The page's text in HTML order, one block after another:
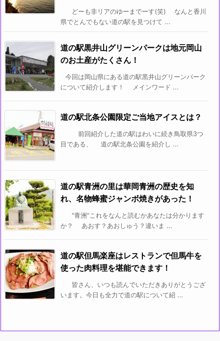
どーも非リアのゆーまでーす(笑) なんと香川
県でとんでもない道の駅を見つけて ...
道の駅黒井山グリーンパークは地元岡山
のお土産がたくさん！
今回は岡山県にある道の駅黒井山グリーンパーク
について紹介します！ メインワード ...
道の駅北条公園限定ご当地アイスとは？
前回紹介した道の駅はわいに続き鳥取県3つ
目である、 道の駅北条公園を紹介し ...
道の駅青洲の里は華岡青洲の歴史を知
れ、名物蜂蜜ジャンボ焼きがあった！
"青洲"これをなんと読むかあなたは分かります
か？ あおす？あおしゅう？違いま ...
道の駅但馬楽座はレストランで但馬牛を
使った肉料理を堪能できます！
皆さん、いつも読んでいただきありがとうござ
います。今日も全力で道の駅について紹 ...